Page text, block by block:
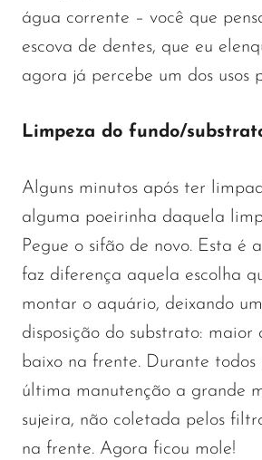
água corrente – você que
escova de dentes, que eu
agora já percebe um dos usos
Limpeza do fundo/
Alguns minutos após ter
alguma poeirinha daquela
Pegue o sifão de novo. Esta é
faz diferença aquela escolha
montar o aquário, deixando
disposição do substrato: maior
baixo na frente. Durante todos
última manutenção a grande
sujeira, não coletada pelos
na frente. Agora ficou mole!